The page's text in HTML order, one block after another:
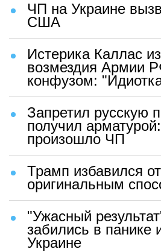
ЧП на Украине
США
Истерика Каллас
возмездия Армии
конфузом:
Запретил русскую
получил
произошло ЧП
Трамп избавился
оригинальным
"Ужасный
забились в панике
Украине